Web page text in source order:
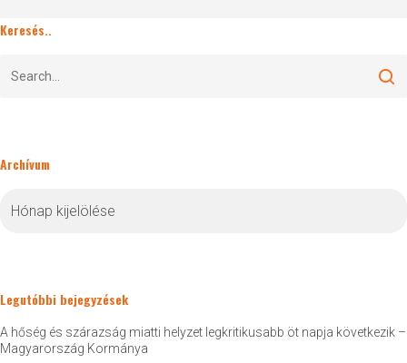
Keresés..
Archívum
Legutóbbi bejegyzések
A hőség és szárazság miatti helyzet legkritikusabb öt napja következik –
Magyarország Kormánya